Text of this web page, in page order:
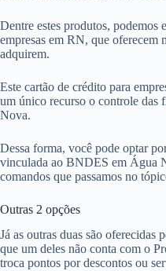
Dentre estes produtos, podemos
empresas em RN, que oferecem
adquirem.
Este cartão de crédito para
um único recurso o controle das
Nova.
Dessa forma, você pode optar
vinculada ao BNDES em Água
comandos que passamos no
Outras 2 opções
Já as outras duas são oferecidas
que um deles não conta com o
troca pontos por descontos ou